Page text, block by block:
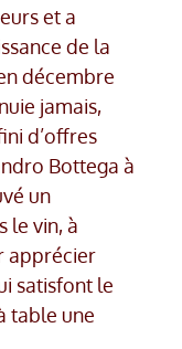
et a
de la
décembre
jamais,
d’offres
Bottega à
un
le vin, à
apprécier
satisfont le
table une